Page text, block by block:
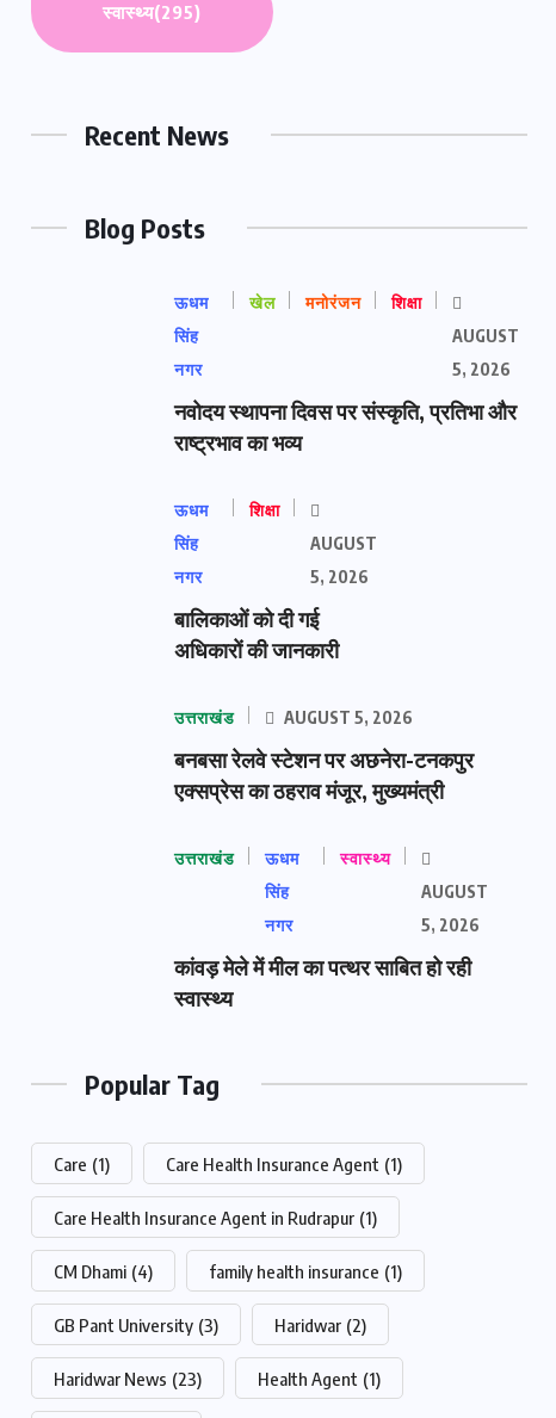
स्वास्थ्य(295)
Recent News
Blog Posts
ऊधम
सिंह
नगर
खेल मनोरंजन शिक्षा
AUGUST
5, 2026
नवोदय स्थापना दिवस पर संस्कृति, प्रतिभा और
राष्ट्रभाव का भव्य
ऊधम
सिंह
नगर
शिक्षा
AUGUST
5, 2026
बालिकाओं को दी गई
अधिकारों की जानकारी
उत्तराखंड AUGUST 5, 2026
बनबसा रेलवे स्टेशन पर अछनेरा-टनकपुर
एक्सप्रेस का ठहराव मंजूर, मुख्यमंत्री
उत्तराखंड
ऊधम
सिंह
नगर
स्वास्थ्य
AUGUST
5, 2026
कांवड़ मेले में मील का पत्थर साबित हो रही
स्वास्थ्य
Popular Tag
Care (1) Care Health Insurance Agent (1)
Care Health Insurance Agent in Rudrapur (1)
CM Dhami (4) family health insurance (1)
GB Pant University (3) Haridwar (2)
Haridwar News (23) Health Agent (1)